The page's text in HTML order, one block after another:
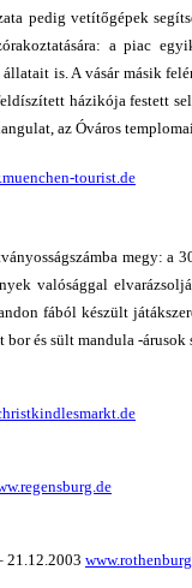
pedig vetítőgépek
a piac
is. A vásár másik
házikója festett
az Óváros
tourist.de
megy:
valósággal
fából készült
bor és sült mandula -
21.12.2003